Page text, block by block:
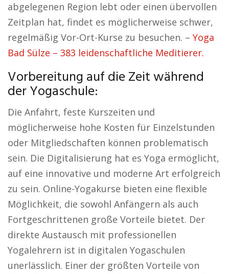
abgelegenen Region lebt oder einen übervollen
Zeitplan hat, findet es möglicherweise schwer,
regelmäßig Vor-Ort-Kurse zu besuchen. – Yoga
Bad Sülze – 383 leidenschaftliche Meditierer.
Vorbereitung auf die Zeit während
der Yogaschule:
Die Anfahrt, feste Kurszeiten und
möglicherweise hohe Kosten für Einzelstunden
oder Mitgliedschaften können problematisch
sein. Die Digitalisierung hat es Yoga ermöglicht,
auf eine innovative und moderne Art erfolgreich
zu sein. Online-Yogakurse bieten eine flexible
Möglichkeit, die sowohl Anfängern als auch
Fortgeschrittenen große Vorteile bietet. Der
direkte Austausch mit professionellen
Yogalehrern ist in digitalen Yogaschulen
unerlässlich. Einer der größten Vorteile von